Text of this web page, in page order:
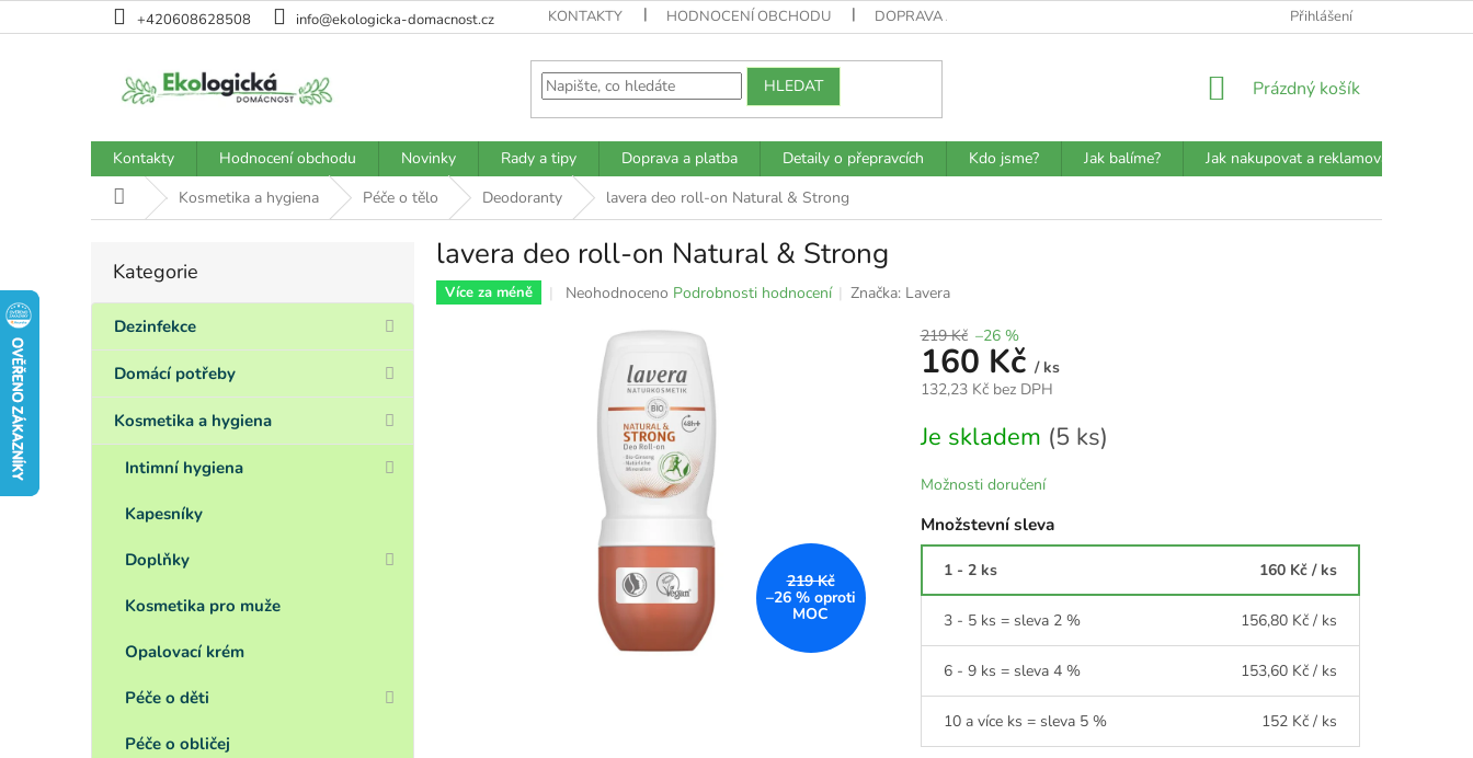
na
+420608628508 info@ekologicka-domacnost.cz KONTAKTY HODNOCENÍ OBCHODU DOPRAVA A PLATBA JAK BALÍME?
Přihlášení
HLEDAT
NÁKUPNÍ
Prázdný košík
Kontakty Hodnocení obchodu Novinky Rady a tipy Doprava a platba Detaily o přepravcích Kdo jsme? Jak balíme? Jak nakupovat a reklamovat?
Domů Kosmetika a hygiena Péče o tělo Deodoranty lavera deo roll-on Natural & Strong
s
r
n
í
Přeskočit
Kategorie
Dezinfekce
Domácí potřeby
Kosmetika a hygiena
Intimní hygiena
Kapesníky
Doplňky
Kosmetika pro muže
Opalovací krém
Péče o děti
Péče o obličej
lavera deo roll-on Natural & Strong
Více za méně
Průměrné
produktu
hvězdiček.
Neohodnoceno Podrobnosti hodnocení Značka: Lavera
219 Kč
–26 %
219 Kč –26 %
160 Kč / ks
132,23 Kč bez DPH
cena:
Je skladem (5 ks)
Možnosti doručení
Množstevní sleva
1 - 2 ks 160 Kč / ks
3 - 5 ks = sleva 2 % 156,80 Kč / ks
6 - 9 ks = sleva 4 % 153,60 Kč / ks
10 a více ks = sleva 5 % 152 Kč / ks